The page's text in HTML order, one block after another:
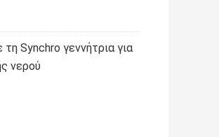
Synchro γεννήτρια για
νερού